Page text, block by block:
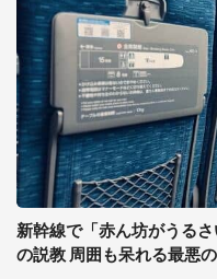
新幹線で「赤ん坊がうる
の説教 周囲も呆れる最悪